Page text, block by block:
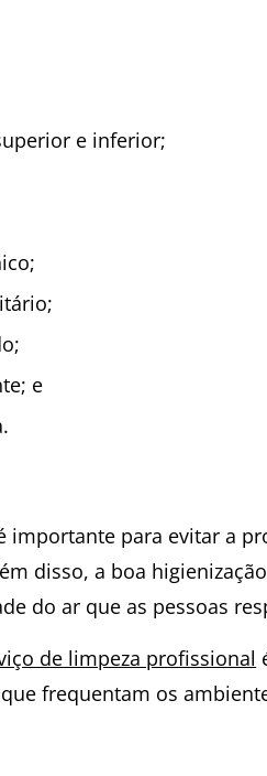
e inferior;
e
importante para evitar a
disso, a boa
do ar que as pessoas
de limpeza profissional
frequentam os